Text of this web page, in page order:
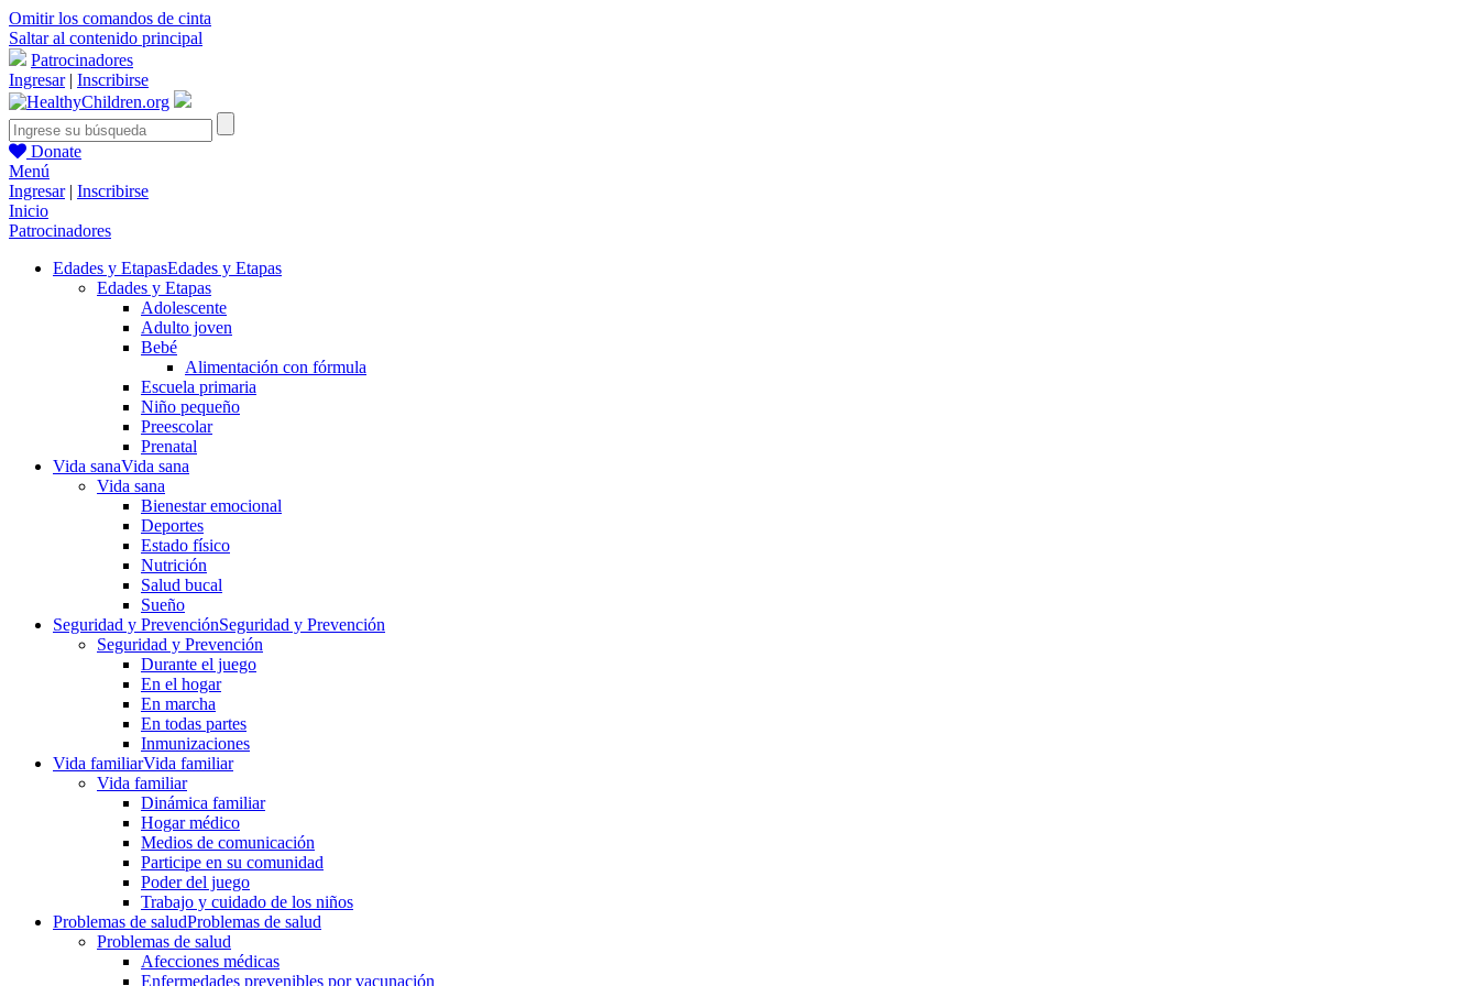
Omitir los comandos de cinta
Saltar al contenido principal
Patrocinadores
Ingresar| Inscribirse
Donate
Menú
Ingresar| Inscribirse
Inicio
Patrocinadores
Edades y EtapasEdades y Etapas
Edades y Etapas
Adolescente
Adulto joven
Bebé
Alimentación con fórmula
Escuela primaria
Niño pequeño
Preescolar
Prenatal
Vida sanaVida sana
Vida sana
Bienestar emocional
Deportes
Estado físico
Nutrición
Salud bucal
Sueño
Seguridad y PrevenciónSeguridad y Prevención
Seguridad y Prevención
Durante el juego
En el hogar
En marcha
En todas partes
Inmunizaciones
Vida familiarVida familiar
Vida familiar
Dinámica familiar
Hogar médico
Medios de comunicación
Participe en su comunidad
Poder del juego
Trabajo y cuidado de los niños
Problemas de saludProblemas de salud
Problemas de salud
Afecciones médicas
Enfermedades prevenibles por vacunación